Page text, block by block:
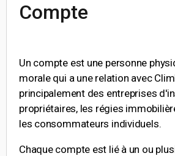
Compte
Un compte est une personne
morale qui a une relation avec
principalement des entreprises
propriétaires, les régies
les consommateurs individuels.
Chaque compte est lié à un ou